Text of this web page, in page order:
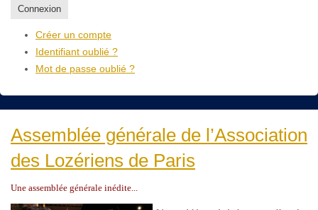
Connexion
Créer un compte
Identifiant oublié ?
Mot de passe oublié ?
Assemblée générale de l’Association
des Lozériens de Paris
Une assemblée générale inédite...